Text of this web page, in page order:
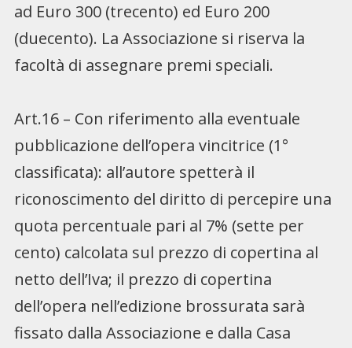
ad Euro 300 (trecento) ed Euro 200
(duecento). La Associazione si riserva la
facoltà di assegnare premi speciali.
Art.16 – Con riferimento alla eventuale
pubblicazione dell’opera vincitrice (1°
classificata): all’autore spetterà il
riconoscimento del diritto di percepire una
quota percentuale pari al 7% (sette per
cento) calcolata sul prezzo di copertina al
netto dell’Iva; il prezzo di copertina
dell’opera nell’edizione brossurata sarà
fissato dalla Associazione e dalla Casa